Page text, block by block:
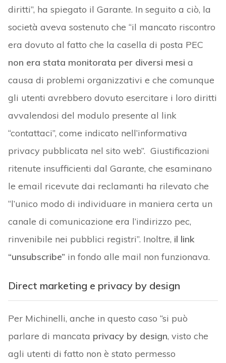
diritti”, ha spiegato il Garante. In seguito a ciò, la
società aveva sostenuto che “il mancato riscontro
era dovuto al fatto che la casella di posta PEC
non era stata monitorata per diversi mesi a
causa di problemi organizzativi e che comunque
gli utenti avrebbero dovuto esercitare i loro diritti
avvalendosi del modulo presente al link
“contattaci”, come indicato nell’informativa
privacy pubblicata nel sito web”. Giustificazioni
ritenute insufficienti dal Garante, che esaminano
le email ricevute dai reclamanti ha rilevato che
“l’unico modo di individuare in maniera certa un
canale di comunicazione era l’indirizzo pec,
rinvenibile nei pubblici registri”. Inoltre, il link
“unsubscribe” in fondo alle mail non funzionava.
Direct marketing e privacy by design
Per Michinelli, anche in questo caso “si può
parlare di mancata privacy by design, visto che
agli utenti di fatto non è stato permesso